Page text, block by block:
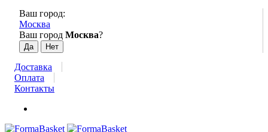
Ваш город:
Москва
Ваш город Москва?
Доставка
Оплата
Контакты